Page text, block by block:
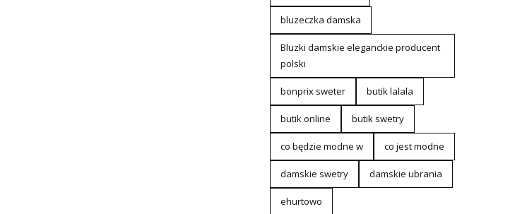
bluzeczka damska
Bluzki damskie eleganckie producent
polski
bonprix sweter butik lalala
butik online butik swetry
co będzie modne w co jest modne
damskie swetry damskie ubrania
ehurtowo